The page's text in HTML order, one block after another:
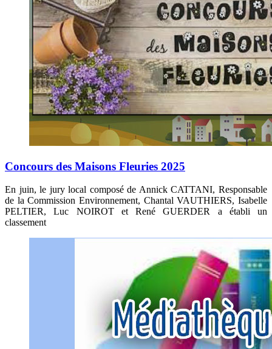
Concours des Maisons Fleuries 2025
En juin, le jury local composé de Annick CATTANI, Responsable
de la Commission Environnement, Chantal VAUTHIERS, Isabelle
PELTIER, Luc NOIROT et René GUERDER a établi un
classement